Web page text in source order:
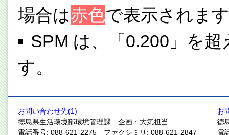
場合は赤色で表示されま
SPM は、「0.200」を超
す。
お問い合わせ先(1)
徳島県生活環境部環境管理課 企画・大気担当
電話番号: 088-621-2275 ファクシミリ: 088-621-2847
お
徳
電